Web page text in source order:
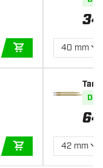
DODAJ DO
DODAJ DO
34
40 mm
ttler
64
42 mm